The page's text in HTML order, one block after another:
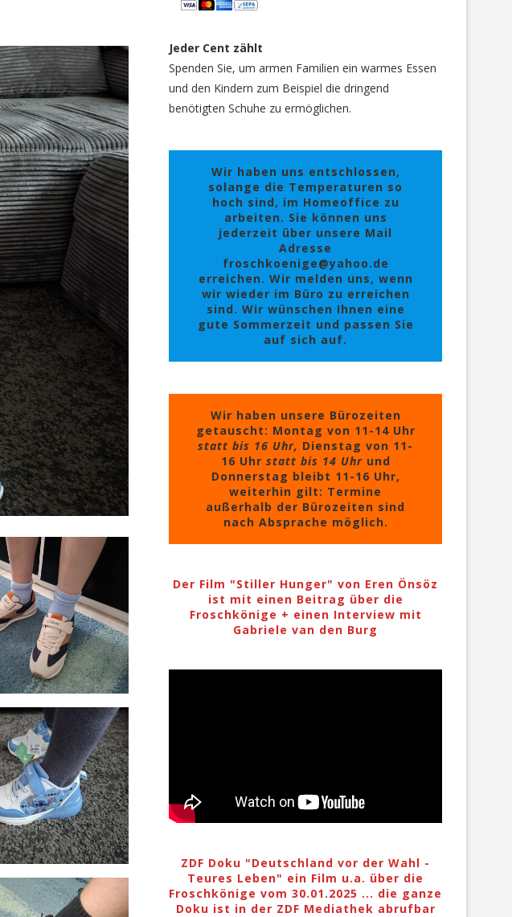
Jeder Cent zählt
Spenden Sie, um armen Familien ein warmes Essen
und den Kindern zum Beispiel die dringend
benötigten Schuhe zu ermöglichen.
Wir haben uns entschlossen,
solange die Temperaturen so
hoch sind, im Homeoffice zu
arbeiten. Sie können uns
jederzeit über unsere Mail
Adresse
froschkoenige@yahoo.de
erreichen. Wir melden uns, wenn
wir wieder im Büro zu erreichen
sind. Wir wünschen Ihnen eine
gute Sommerzeit und passen Sie
auf sich auf.
Wir haben unsere Bürozeiten
getauscht: Montag von 11-14 Uhr
statt bis 16 Uhr, Dienstag von 11-
16 Uhr statt bis 14 Uhrund
Donnerstag bleibt 11-16 Uhr,
weiterhin gilt: Termine
außerhalb der Bürozeiten sind
nach Absprache möglich.
Der Film "Stiller Hunger" von Eren Önsöz
ist mit einen Beitrag über die
Froschkönige + einen Interview mit
Gabriele van den Burg
ZDF Doku "Deutschland vor der Wahl -
Teures Leben" ein Film u.a. über die
Froschkönige vom 30.01.2025 ... die ganze
Doku ist in der ZDF Mediathek abrufbar